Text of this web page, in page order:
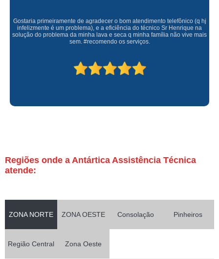
Gostaria primeiramente de agradecer o bom atendimento telefônico (q hj
infelizmente é um problema), e a eficiência do técnico Sr Henrique na
solução do problema da minha lava e seca q minha família não vive mais
sem. #recomendo os serviços.
Regiões onde a Antártica Assistência Técnica
atende:
ZONA NORTE ZONA OESTE Consolação Pinheiros
Região Central Zona Oeste